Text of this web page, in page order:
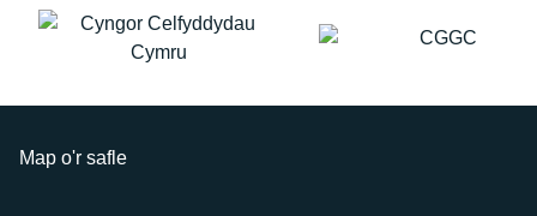
Map o'r safle